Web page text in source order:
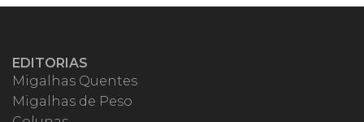
EDITORIAS
Migalhas Quentes
Migalhas de Peso